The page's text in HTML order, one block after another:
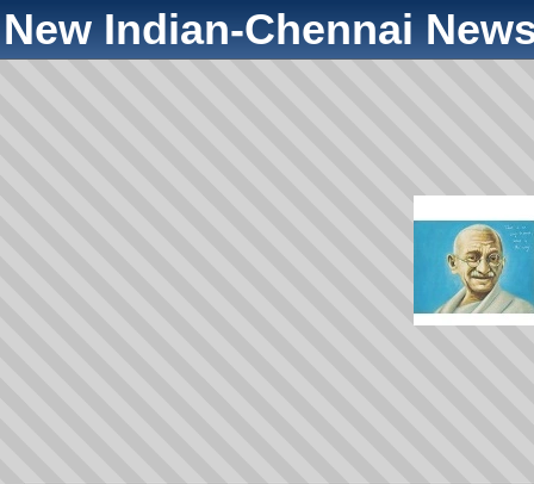
New Indian-Chennai